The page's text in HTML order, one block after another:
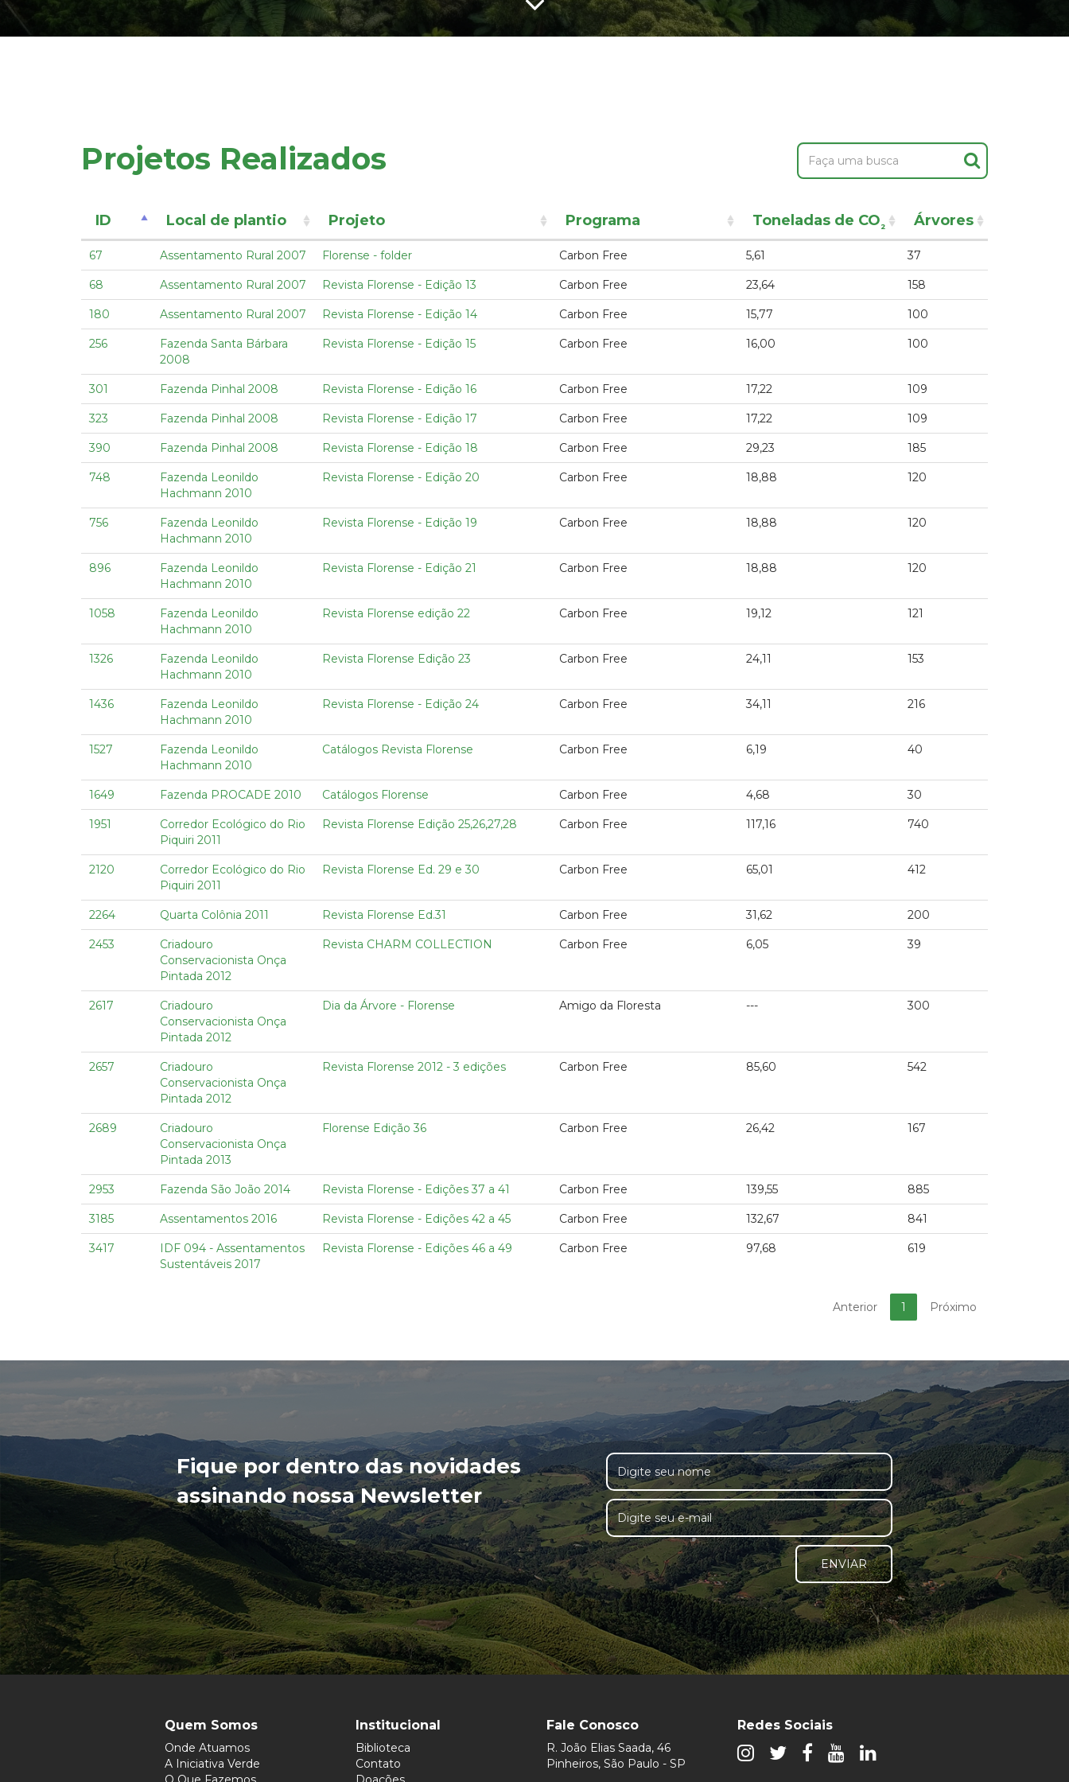
Projetos Realizados
ID Local de plantio Projeto Programa Toneladas de CO² Árvores
67 Assentamento Rural 2007 Florense - folder Carbon Free 5,61 37
68 Assentamento Rural 2007 Revista Florense - Edição 13 Carbon Free 23,64 158
180 Assentamento Rural 2007 Revista Florense - Edição 14 Carbon Free 15,77 100
256
Fazenda Santa Bárbara
2008
Revista Florense - Edição 15 Carbon Free 16,00 100
301 Fazenda Pinhal 2008 Revista Florense - Edição 16 Carbon Free 17,22 109
323 Fazenda Pinhal 2008 Revista Florense - Edição 17 Carbon Free 17,22 109
390 Fazenda Pinhal 2008 Revista Florense - Edição 18 Carbon Free 29,23 185
748
Fazenda Leonildo
Hachmann 2010
Revista Florense - Edição 20 Carbon Free 18,88 120
756
Fazenda Leonildo
Hachmann 2010
Revista Florense - Edição 19 Carbon Free 18,88 120
896
Fazenda Leonildo
Hachmann 2010
Revista Florense - Edição 21 Carbon Free 18,88 120
1058
Fazenda Leonildo
Hachmann 2010
Revista Florense edição 22 Carbon Free 19,12 121
1326
Fazenda Leonildo
Hachmann 2010
Revista Florense Edição 23 Carbon Free 24,11 153
1436
Fazenda Leonildo
Hachmann 2010
Revista Florense - Edição 24 Carbon Free 34,11 216
1527
Fazenda Leonildo
Hachmann 2010
Catálogos Revista Florense Carbon Free 6,19 40
1649 Fazenda PROCADE 2010 Catálogos Florense Carbon Free 4,68 30
1951
Corredor Ecológico do Rio
Piquiri 2011
Revista Florense Edição 25,26,27,28 Carbon Free 117,16 740
2120
Corredor Ecológico do Rio
Piquiri 2011
Revista Florense Ed. 29 e 30 Carbon Free 65,01 412
2264 Quarta Colônia 2011 Revista Florense Ed.31 Carbon Free 31,62 200
2453
Criadouro
Conservacionista Onça
Pintada 2012
Revista CHARM COLLECTION Carbon Free 6,05 39
2617
Criadouro
Conservacionista Onça
Pintada 2012
Dia da Árvore - Florense Amigo da Floresta --- 300
2657
Criadouro
Conservacionista Onça
Pintada 2012
Revista Florense 2012 - 3 edições Carbon Free 85,60 542
2689
Criadouro
Conservacionista Onça
Pintada 2013
Florense Edição 36 Carbon Free 26,42 167
2953 Fazenda São João 2014 Revista Florense - Edições 37 a 41 Carbon Free 139,55 885
3185 Assentamentos 2016 Revista Florense - Edições 42 a 45 Carbon Free 132,67 841
3417
IDF 094 - Assentamentos
Sustentáveis 2017
Revista Florense - Edições 46 a 49 Carbon Free 97,68 619
Anterior 1 Próximo
Fique por dentro das novidades
assinando nossa Newsletter
ENVIAR
Quem Somos
Onde Atuamos
A Iniciativa Verde
Institucional
Biblioteca
Contato
Fale Conosco
R. João Elias Saada, 46
Pinheiros, São Paulo - SP
Redes Sociais